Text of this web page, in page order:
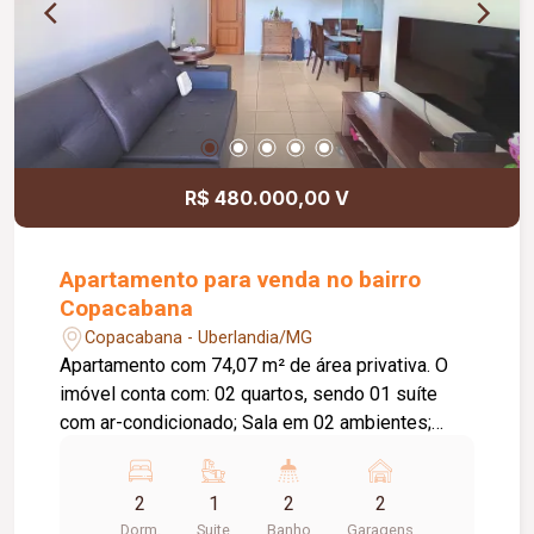
tranquilidade e segurança para os moradores.
Uma excelente oportunidade para quem procura
conforto, praticidade e uma localização
estratégica.
R$ 480.000,00 V
Apartamento para venda no bairro
Copacabana
Copacabana - Uberlandia/MG
Apartamento com 74,07 m² de área privativa. O
imóvel conta com: 02 quartos, sendo 01 suíte
com ar-condicionado; Sala em 02 ambientes;
social; Cozinha; Lavanderia; 02 vagas de garagem
2
Dorm.
1
Suite
2
Banho
2
Garagens